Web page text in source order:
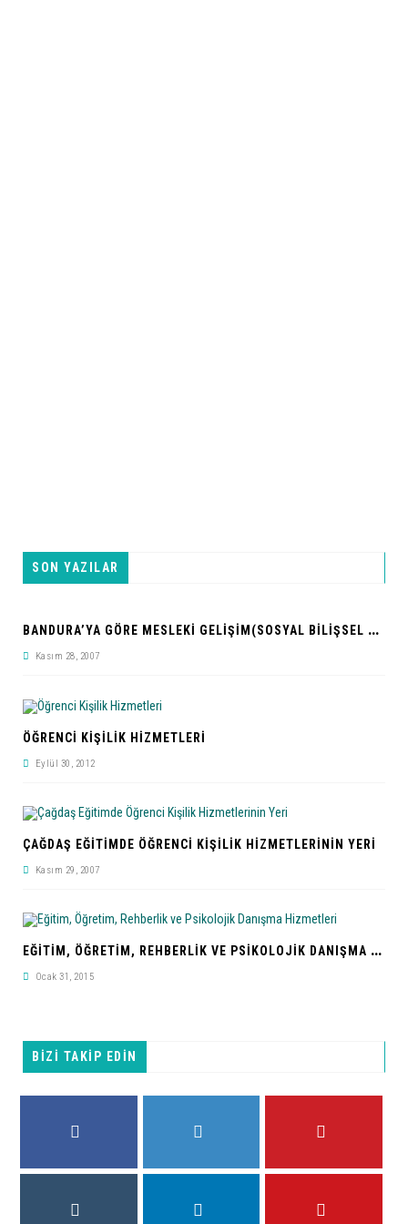
SON YAZILAR
B
ANDURA’YA GÖRE MESLEKI GELIŞIM(SOSYAL BILIŞSEL KURAM)
Kasım 28, 2007
ÖĞRENCI KIŞILIK HIZMETLERI
Eylül 30, 2012
ÇAĞDAŞ EĞITIMDE ÖĞRENCI KIŞILIK HIZMETLERININ YERI
Kasım 29, 2007
E
ĞITIM, ÖĞRETIM, REHBERLIK VE PSIKOLOJIK DANIŞMA HIZMETLERI
Ocak 31, 2015
BİZİ TAKİP EDİN